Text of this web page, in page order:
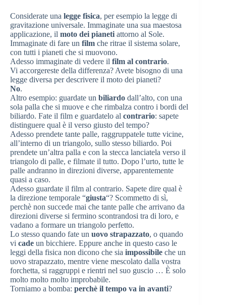
Considerate una legge fisica, per esempio la legge di
gravitazione universale. Immaginate una sua maestosa
applicazione, il moto dei pianeti attorno al Sole.
Immaginate di fare un film che ritrae il sistema solare,
con tutti i pianeti che si muovono.
Adesso immaginate di vedere il film al contrario.
Vi accorgereste della differenza? Avete bisogno di una
legge diversa per descrivere il moto dei pianeti?
No.
Altro esempio: guardate un biliardo dall’alto, con una
sola palla che si muove e che rimbalza contro i bordi del
biliardo. Fate il film e guardatelo al contrario: sapete
distinguere qual è il verso giusto del tempo?
Adesso prendete tante palle, raggruppatele tutte vicine,
all’interno di un triangolo, sullo stesso biliardo. Poi
prendete un’altra palla e con la stecca lanciatela verso il
triangolo di palle, e filmate il tutto. Dopo l’urto, tutte le
palle andranno in direzioni diverse, apparentemente
quasi a caso.
Adesso guardate il film al contrario. Sapete dire qual è
la direzione temporale “giusta“? Scommetto di sì,
perchè non succede mai che tante palle che arrivano da
direzioni diverse si fermino scontrandosi tra di loro, e
vadano a formare un triangolo perfetto.
Lo stesso quando fate un uovo strapazzato, o quando
vi cade un bicchiere. Eppure anche in questo caso le
leggi della fisica non dicono che sia impossibile che un
uovo strapazzato, mentre viene mescolato dalla vostra
forchetta, si raggruppi e rientri nel suo guscio … È solo
molto molto molto improbabile.
Torniamo a bomba: perchè il tempo va in avanti?